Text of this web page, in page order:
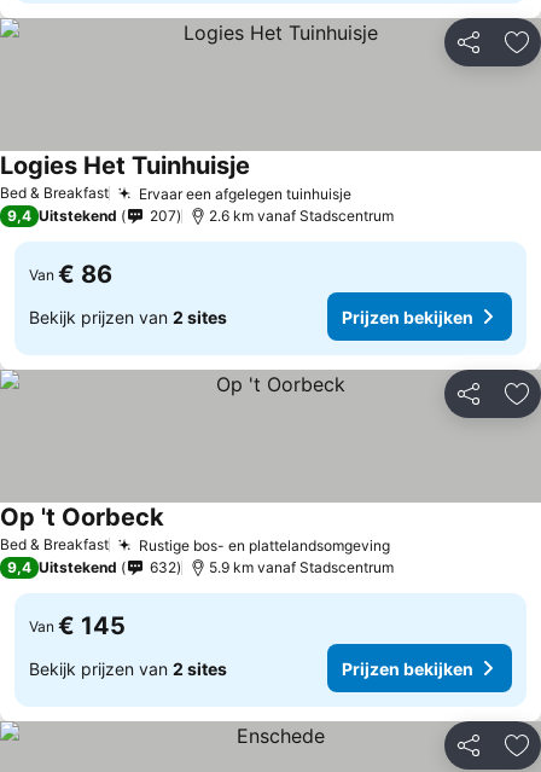
Delen
Bed & Breakfast Ervaar een afgelegen tuinhuisje
Logies Het Tuinhuisje
9,4 Uitstekend 207 2.6 km vanaf Stadscentrum
Van € 86
Bekijk prijzen van 2 sites Prijzen bekijken
Delen
Bed & Breakfast Rustige bos- en plattelandsomgeving
Op 't Oorbeck
9,4 Uitstekend 632 5.9 km vanaf Stadscentrum
Van € 145
Bekijk prijzen van 2 sites Prijzen bekijken
Delen